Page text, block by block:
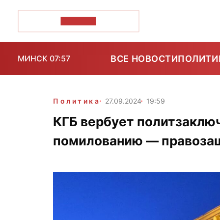
МИНСК 07:57 ВСЕ НОВОСТИ
Политика 27.09.2024 19:59
КГБ вербует
помилованию —